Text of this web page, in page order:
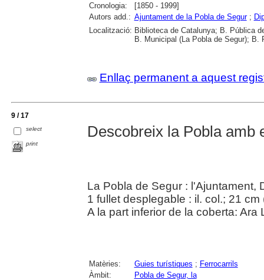
Cronologia:
[1850 - 1999]
Autors add.: Ajuntament de la Pobla de Segur;
Localització: Biblioteca de Catalunya; B. Pública
B. Municipal (La Pobla de Segur); B.
Enllaç permanent a aquest
9 / 17
select
print
Descobreix la Pobla amb
La Pobla de Segur : l'Ajuntament,
1 fullet desplegable : il. col.; 21 cm
A la part inferior de la coberta: Ara
Matèries: Guies turístiques ; Ferrocarrils
Àmbit:
Pobla de Segur, la